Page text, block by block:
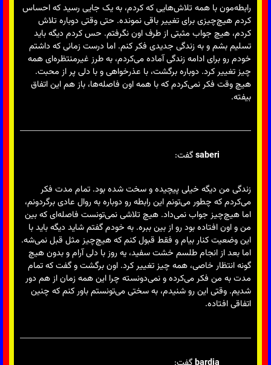
رابطه‌مون با همه تلاش‌هایی که کردم، به یک جایی رسید که احساس
کردم هیچ‌چیزی برای تغییر باقی نمونده. حتی وقتی دوباره تلاش
کردم، هیچ جواب مثبتی از طرف اون نگرفتم. حس کردم دیگه باید
تسلیم بشم و به زندگی جدیدی فکر کنم. اما درست زمانی که داشتم
خودم رو برای ادامه زندگی آماده می‌کردم، به طرز غیرمنتظره‌ای همه
چیز تغییر کرد. دوباره برگشت، با عذرخواهی و با دلی پر از محبت.
هیچ وقت فکر نمی‌کردم که با همه اون فاصله‌ها، باز هم این اتفاق
بیفته.
saberiگفت:
زندگی من دیگه خیلی پیچیده و سخت شده بود. تمام مدت فکر
می‌کردم که چطور می‌تونم این رابطه رو دوباره به روال عادی برگردونم،
اما هیچ‌چیز جواب نمی‌داد. هیچ تلاشی نمی‌تونست فاصله‌ای که بین
من و اون افتاده بود رو از بین ببره. به خودم گفتم شاید دیگه باید با
این وضعیت کنار بیام و فقط قبول کنم که هیچ‌چیز مثل قبل نمی‌شه.
اما بعد از انجام طلسم خشت سفید، یه روز با دلی آرام و بدون هیچ
گونه انتظار خاصی، همه چیز تغییر کرد. اون برگشت و گفت که تمام
مدت به من فکر می‌کرده و نمی‌دونسته چرا این همه زمان از هم دور
شدیم. وقتی این رو شنیدم، به سختی می‌تونستم باور کنم که چنین
اتفاقی افتاده.